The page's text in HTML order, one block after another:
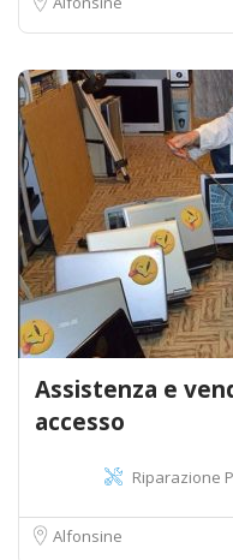
Assistenza e
accesso
Riparazione
Alfonsine